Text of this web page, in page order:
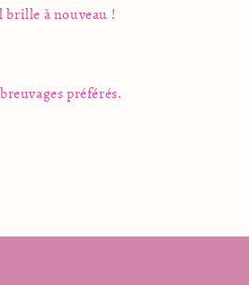
brille à nouveau !
préférés.